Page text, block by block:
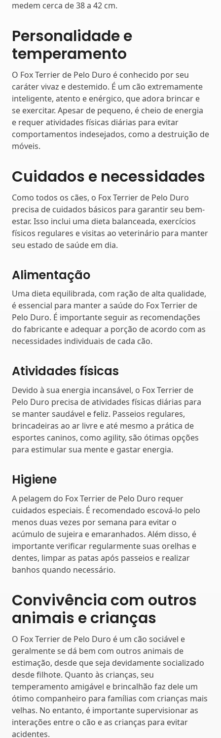
medem cerca de 38 a 42 cm.
Personalidade e
temperamento
O Fox Terrier de Pelo Duro é conhecido por seu
caráter vivaz e destemido. É um cão extremamente
inteligente, atento e enérgico, que adora brincar e
se exercitar. Apesar de pequeno, é cheio de energia
e requer atividades físicas diárias para evitar
comportamentos indesejados, como a destruição de
móveis.
Cuidados e necessidades
Como todos os cães, o Fox Terrier de Pelo Duro
precisa de cuidados básicos para garantir seu bem-
estar. Isso inclui uma dieta balanceada, exercícios
físicos regulares e visitas ao veterinário para manter
seu estado de saúde em dia.
Alimentação
Uma dieta equilibrada, com ração de alta qualidade,
é essencial para manter a saúde do Fox Terrier de
Pelo Duro. É importante seguir as recomendações
do fabricante e adequar a porção de acordo com as
necessidades individuais de cada cão.
Atividades físicas
Devido à sua energia incansável, o Fox Terrier de
Pelo Duro precisa de atividades físicas diárias para
se manter saudável e feliz. Passeios regulares,
brincadeiras ao ar livre e até mesmo a prática de
esportes caninos, como agility, são ótimas opções
para estimular sua mente e gastar energia.
Higiene
A pelagem do Fox Terrier de Pelo Duro requer
cuidados especiais. É recomendado escová-lo pelo
menos duas vezes por semana para evitar o
acúmulo de sujeira e emaranhados. Além disso, é
importante verificar regularmente suas orelhas e
dentes, limpar as patas após passeios e realizar
banhos quando necessário.
Convivência com outros
animais e crianças
O Fox Terrier de Pelo Duro é um cão sociável e
geralmente se dá bem com outros animais de
estimação, desde que seja devidamente socializado
desde filhote. Quanto às crianças, seu
temperamento amigável e brincalhão faz dele um
ótimo companheiro para famílias com crianças mais
velhas. No entanto, é importante supervisionar as
interações entre o cão e as crianças para evitar
acidentes.